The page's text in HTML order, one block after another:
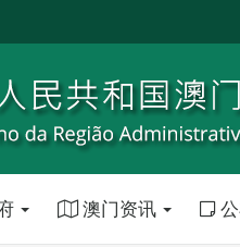
澳门资讯 公